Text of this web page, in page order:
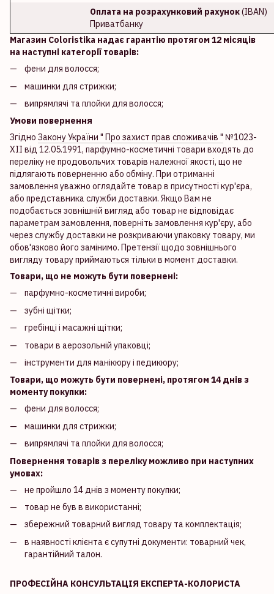
Оплата на розрахунковий рахунок(IBAN)
Приватбанку
Магазин Coloristika надає гарантію протягом 12 місяців
на наступні категорії товарів:
фени для волосся;
машинки для стрижки;
випрямлячі та плойки для волосся;
Умови повернення
Згідно Закону України " Про захист прав споживачів " №1023-
XII від 12.05.1991, парфумно-косметичні товари входять до
переліку не продовольчих товарів належної якості, що не
підлягають поверненню або обміну. При отриманні
замовлення уважно оглядайте товар в присутності кур'єра,
або представника служби доставки. Якщо Вам не
подобається зовнішній вигляд або товар не відповідає
параметрам замовлення, поверніть замовлення кур'єру, або
через службу доставки не розкриваючи упаковку товару, ми
обов'язково його замінимо. Претензії щодо зовнішнього
вигляду товару приймаються тільки в момент доставки.
Товари, що не можуть бути повернені:
парфумно-косметичні вироби;
зубні щітки;
гребінці і масажні щітки;
товари в аерозольній упаковці;
інструменти для манікюру і педикюру;
Товари, що можуть бути повернені, протягом 14 днів з
моменту покупки:
фени для волосся;
машинки для стрижки;
випрямлячі та плойки для волосся;
Повернення товарів з переліку можливо при наступних
умовах:
не пройшло 14 днів з моменту покупки;
товар не був в використанні;
збережний товарний вигляд товару та комплектація;
в наявності клієнта є супутні документи: товарний чек,
гарантійний талон.
ПРОФЕСІЙНА КОНСУЛЬТАЦІЯ ЕКСПЕРТА-КОЛОРИСТА